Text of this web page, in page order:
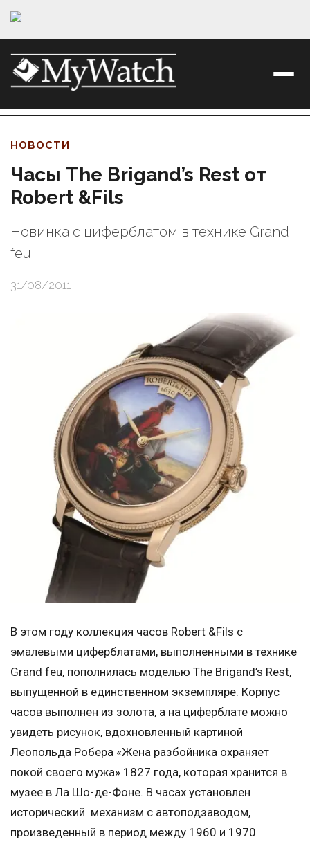
НОВОСТИ
Часы The Brigand’s Rest от
Robert &Fils
Новинка с циферблатом в технике Grand
feu
31/08/2011
В этом году коллекция часов Robert &Fils с
эмалевыми циферблатами, выполненными в технике
Grand feu, пополнилась моделью The Brigand’s Rest,
выпущенной в единственном экземпляре. Корпус
часов выполнен из золота, а на циферблате можно
увидеть рисунок, вдохновленный картиной
Леопольда Робера «Жена разбойника охраняет
покой своего мужа» 1827 года, которая хранится в
музее в Ла Шо-де-Фоне. В часах установлен
исторический механизм с автоподзаводом,
произведенный в период между 1960 и 1970